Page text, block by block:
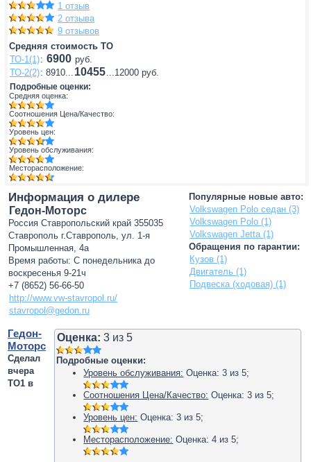
1 отзыв
2 отзыва
9 отзывов
Средняя стоимость ТО
ТО-1(1): 6900 руб.
ТО-2(2): 8910... 10455...12000 руб.
Подробные оценки:
Средняя оценка:
Соотношения Цена/Качество:
Уровень цен:
Уровень обслуживания:
Месторасположение:
Популярные новые авто:
Volkswagen Polo седан (3)
Volkswagen Polo (1)
Volkswagen Jetta (1)
Обращения по гарантии:
Кузов (1)
Двигатель (1)
Подвеска (ходовая) (1)
Информация о дилере
Гедон-Моторс
Россия Ставропольский край 355035
Ставрополь г.Ставрополь, ул. 1-я
Промышленная, 4а
Время работы: С понедельника до
воскресенья 9-21ч
+7 (8652) 56-66-50
http://www.vw-stavropol.ru/
stavropol@gedon.ru
Оценка: 3 из5
Подробные оценки:
Уровень обслуживания: Оценка:3 из5;
Соотношения Цена/Качество: Оценка:3 из5;
Уровень цен: Оценка:3 из5;
Месторасположение: Оценка:4 из5;
Гедон-
Моторс
Сделал
вчера
ТО1 в